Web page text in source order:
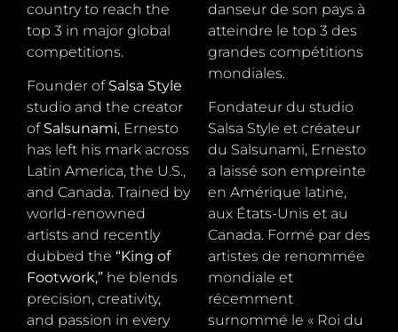
country to reach the
top 3 in major global
competitions.
Founder of Salsa Style
studio and the creator
of Salsunami, Ernesto
has left his mark across
Latin America, the U.S.,
and Canada. Trained by
world-renowned
artists and recently
dubbed the “King of
Footwork,” he blends
precision, creativity,
and passion in every
danseur de son pays à
atteindre le top 3 des
grandes compétitions
mondiales.
Fondateur du studio
Salsa Style et créateur
du Salsunami, Ernesto
a laissé son empreinte
en Amérique latine,
aux États-Unis et au
Canada. Formé par des
artistes de renommée
mondiale et
récemment
surnommé le « Roi du